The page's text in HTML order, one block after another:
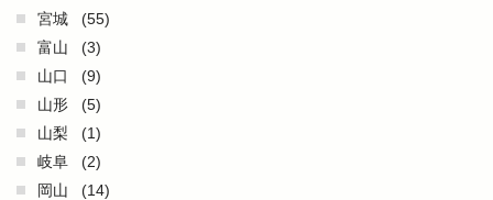
宮城
(55)
富山
(3)
山口
(9)
山形
(5)
山梨
(1)
岐阜
(2)
岡山
(14)